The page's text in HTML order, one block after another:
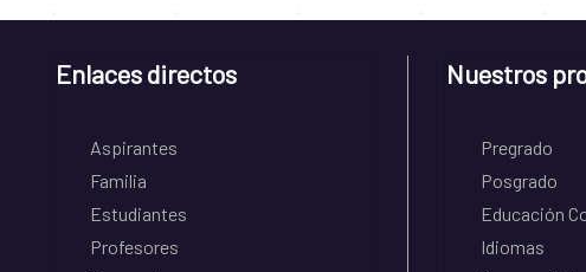
Enlaces directos
Aspirantes
Familia
Estudiantes
Profesores
Nuestros
Pregrado
Posgrado
Educación
Idiomas